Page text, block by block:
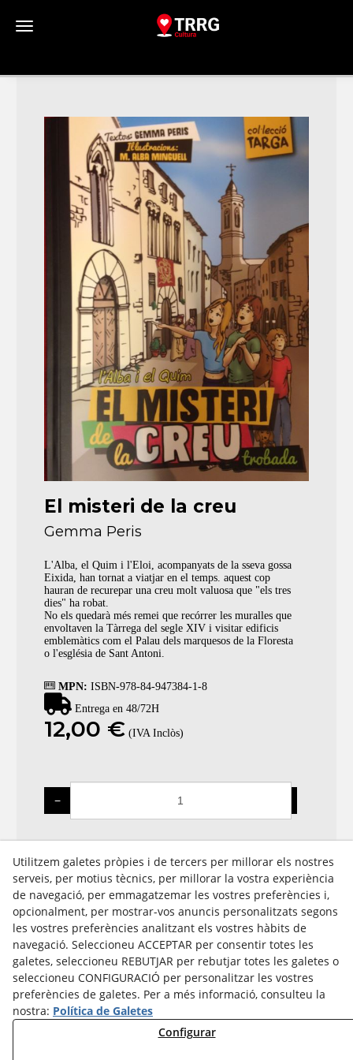
Toggle navigation
El misteri de la creu
Gemma Peris
L'Alba, el Quim i l'Eloi, acompanyats de la sseva gossa
Eixida, han tornat a viatjar en el temps. aquest cop
hauran de recurepar una creu molt valuosa que "els tres
dies" ha robat.
No els quedarà més remei que recórrer les muralles que
envoltaven la Tàrrega del segle XIV i visitar edificis
emblemàtics com el Palau dels marquesos de la Floresta
o l'església de Sant Antoni.
MPN: ISBN-978-84-947384-1-8
Entrega en 48/72H
12,00 € (IVA Inclòs)
−
Afegir a la cistella
Avís Legal
Política Cookies
Política de Privacitat
Utilitzem galetes pròpies i de tercers per millorar els nostres
serveis, per motius tècnics, per millorar la vostra experiència
de navegació, per emmagatzemar les vostres preferències i,
opcionalment, per mostrar-vos anuncis personalitzats segons
les vostres preferències analitzant els vostres hàbits de
navegació. Seleccioneu ACCEPTAR per consentir totes les
galetes, seleccioneu REBUTJAR per rebutjar totes les galetes o
seleccioneu CONFIGURACIÓ per personalitzar les vostres
preferències de galetes. Per a més informació, consulteu la
nostra: Política de Galetes
Configurar